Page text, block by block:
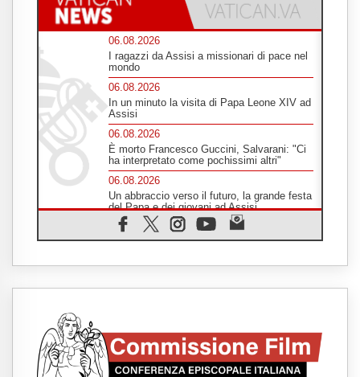
06.08.2026
I ragazzi da Assisi a missionari di pace nel
mondo
06.08.2026
In un minuto la visita di Papa Leone XIV ad
Assisi
06.08.2026
È morto Francesco Guccini, Salvarani: "Ci
ha interpretato come pochissimi altri"
06.08.2026
Un abbraccio verso il futuro, la grande festa
del Papa e dei giovani ad Assisi
06.08.2026
Il grazie dei giovani al Papa: "Oggi ci
Leone XIV: la rivoluzione del Vangelo
06.08.2026
Fra Marco Vianelli: alla scuola di san
Francesco per imparare il Vangelo della
pace